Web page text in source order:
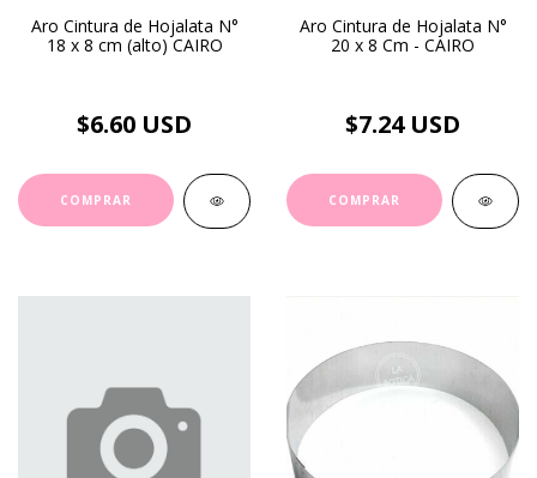
Aro Cintura de Hojalata N°
18 x 8 cm (alto) CAIRO
$6.60 USD
Aro Cintura de Hojalata N°
20 x 8 Cm - CAIRO
$7.24 USD